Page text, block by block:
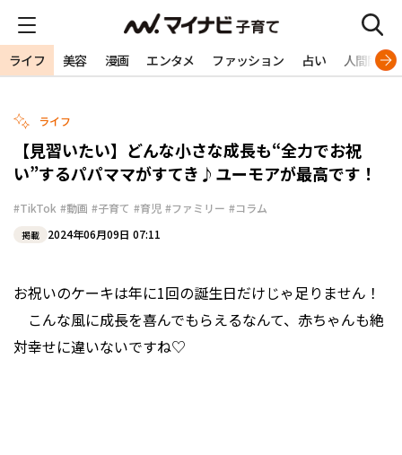
ライフ 美容 漫画 エンタメ ファッション 占い 人間関係
ライフ
【見習いたい】どんな小さな成長も“全力でお祝
い”するパパママがすてき♪ユーモアが最高です！
#TikTok #動画 #子育て #育児 #ファミリー #コラム
掲載 2024年06月09日 07:11
お祝いのケーキは年に1回の誕生日だけじゃ足りません！
こんな風に成長を喜んでもらえるなんて、赤ちゃんも絶
対幸せに違いないですね♡